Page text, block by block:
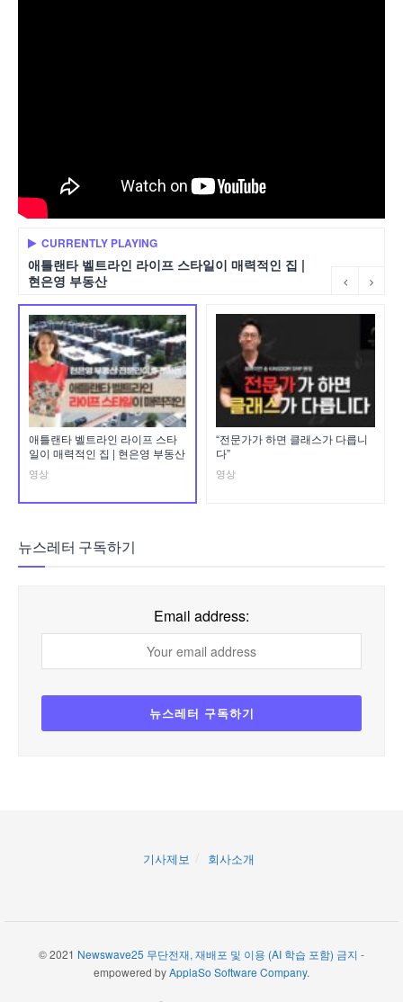
CURRENTLY PLAYING
애틀랜타 벨트라인 라이프 스타일이 매력적인 집 |
현은영 부동산
애틀랜타 벨트라인 라이프 스타
일이 매력적인 집 | 현은영 부동산
영상
“전문가가 하면 클래스가 다릅니
다”
영상
뉴스레터 구독하기
Email address:
기사제보 회사소개
© 2021 Newswave25 무단전재, 재배포 및 이용 (AI 학습 포함) 금지 -
empowered byApplaSo Software Company.